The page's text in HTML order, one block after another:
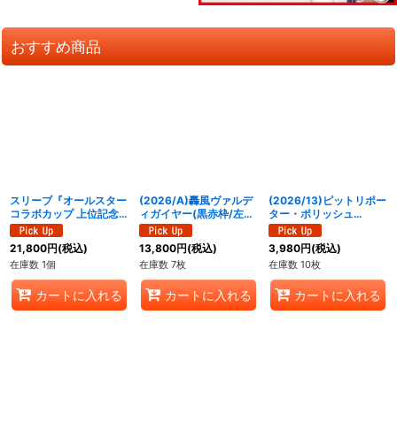
おすすめ商品
スリーブ『オールスター
コラボカップ 上位記念
品』50枚【-】{-}《サプ
ライ》
21,800円(税込)
在庫数 1個
カートに入れる
(2026/A)轟風ヴァルデ
ィガイヤー(黒赤枠/左手
玉/NOTFORSALE)
【X】{26RBS01-X03}
《赤》
13,800円(税込)
在庫数 7枚
カートに入れる
(2026/13)ピットリポー
ター・ポリッシュ
【PX】{PX26-02}
《多》
3,980円(税込)
在庫数 10枚
カートに入れる